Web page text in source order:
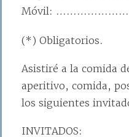
Móvil:
(*) Obligatorios.
Asistiré a la comida
aperitivo, comida,
los siguientes
INVITADOS: